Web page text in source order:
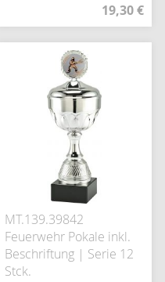
19,30 €
MT.139.39842
Feuerwehr Pokale inkl.
Beschriftung | Serie 12
Stck.